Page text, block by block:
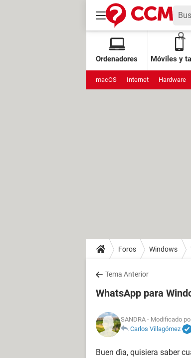
Ordenadores Móviles y
macOS Internet Hardware
Foros Windows
Tema Anterior
WhatsApp para
SANDRA - Modificado
Carlos Villagómez
Buen dìa, quisiera saber